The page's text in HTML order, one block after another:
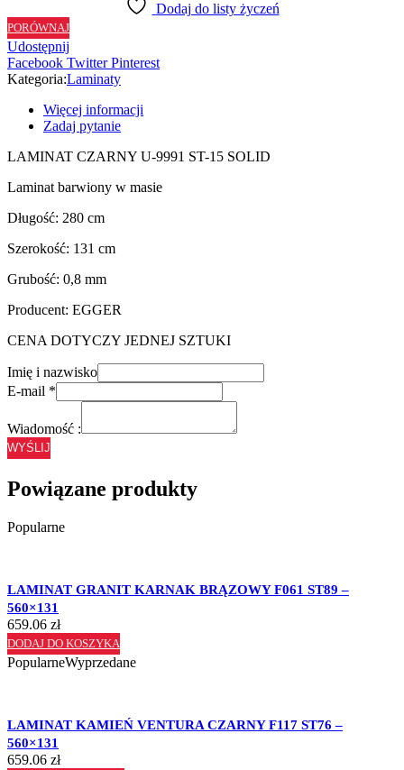
SOLID
ST15
Dodaj do listy życzeń
PORÓWNAJ
Udostępnij
Facebook Twitter Pinterest
Kategoria:Laminaty
Więcej informacji
Zadaj pytanie
LAMINAT CZARNY U-9991 ST-15 SOLID
Laminat barwiony w masie
Długość: 280 cm
Szerokość: 131 cm
Grubość: 0,8 mm
Producent: EGGER
CENA DOTYCZY JEDNEJ SZTUKI
Imię i nazwisko
E-mail *
Wiadomość :
WYŚLIJ
Powiązane produkty
Popularne
LAMINAT GRANIT KARNAK BRĄZOWY F061 ST89 –
560×131
659.06 zł
DODAJ DO KOSZYKA
PopularneWyprzedane
LAMINAT KAMIEŃ VENTURA CZARNY F117 ST76 –
560×131
659.06 zł